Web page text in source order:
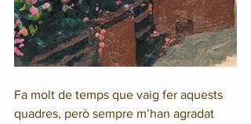
Fa molt de temps que vaig fer aquests
quadres, però sempre m’han agradat